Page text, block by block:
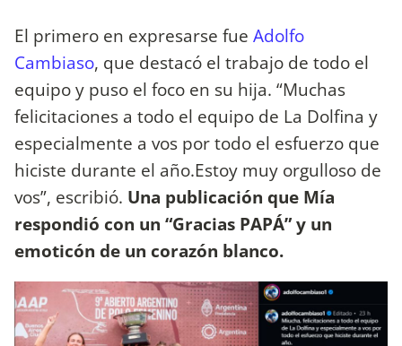
El primero en expresarse fue Adolfo
Cambiaso, que destacó el trabajo de todo el
equipo y puso el foco en su hija. “Muchas
felicitaciones a todo el equipo de La Dolfina y
especialmente a vos por todo el esfuerzo que
hiciste durante el año.Estoy muy orgulloso de
vos”, escribió. Una publicación que Mía
respondió con un “Gracias PAPÁ” y un
emoticón de un corazón blanco.